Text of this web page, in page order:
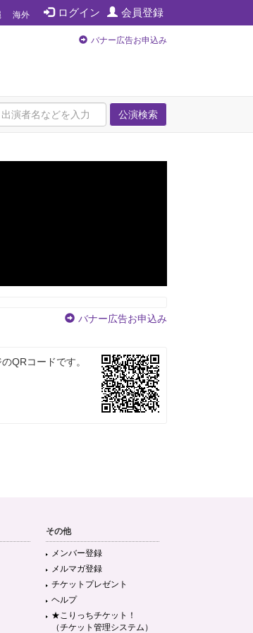
ログイン 会員登録
海外
バナー広告お申込み
公演検索
バナー広告お申込み
QRコードです。
その他
メンバー登録
メルマガ登録
チケットプレゼント
ヘルプ
★こりっちチケット！
（チケット管理システム）